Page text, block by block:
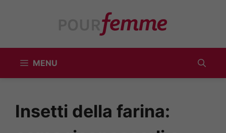
MENU
Insetti della farina: